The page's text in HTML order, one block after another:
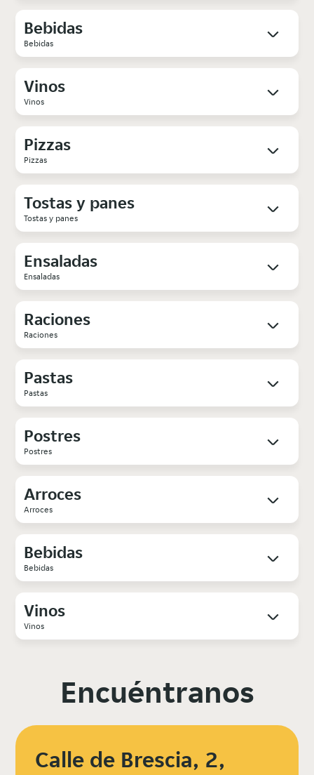
Bebidas
Bebidas
Vinos
Vinos
Pizzas
Pizzas
Tostas y panes
Tostas y panes
Ensaladas
Ensaladas
Raciones
Raciones
Pastas
Pastas
Postres
Postres
Arroces
Arroces
Bebidas
Bebidas
Vinos
Vinos
Encuéntranos
Calle de Brescia, 2,